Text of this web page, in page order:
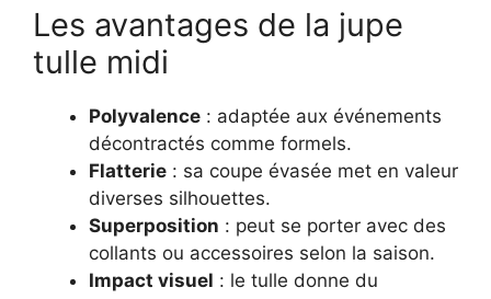
Les avantages de la jupe
tulle midi
Polyvalence : adaptée aux événements
décontractés comme formels.
Flatterie : sa coupe évasée met en valeur
diverses silhouettes.
Superposition : peut se porter avec des
collants ou accessoires selon la saison.
Impact visuel : le tulle donne du